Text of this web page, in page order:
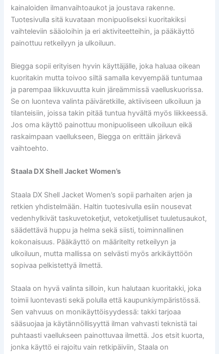
kainaloiden ilmanvaihtoaukot ja joustava rakenne.
Tuotesivulla sitä kuvataan monipuoliseksi kuoritakiksi
vaihteleviin sääoloihin ja eri aktiviteetteihin, ja pääkäyttö
painottuu retkeilyyn ja ulkoiluun.
Biegga sopii erityisen hyvin käyttäjälle, joka haluaa oikean
kuoritakin mutta toivoo siltä samalla kevyempää tuntumaa
ja parempaa liikkuvuutta kuin järeämmissä vaelluskuorissa.
Se on luonteva valinta päiväretkille, aktiiviseen ulkoiluun ja
tilanteisiin, joissa takin pitää tuntua hyvältä myös liikkeessä.
Jos oma käyttö painottuu monipuoliseen ulkoiluun eikä
raskaimpaan vaellukseen, Biegga on erittäin järkevä
vaihtoehto.
Staala DX Shell Jacket Women’s
Staala DX Shell Jacket Women’s sopii parhaiten arjen ja
retkien yhdistelmään. Haltin tuotesivulla esiin nousevat
vedenhylkivät taskuvetoketjut, vetoketjulliset tuuletusaukot,
säädettävä huppu ja helma sekä siisti, toiminnallinen
kokonaisuus. Pääkäyttö on määritelty retkeilyyn ja
ulkoiluun, mutta mallissa on selvästi myös arkikäyttöön
sopivaa pelkistettyä ilmettä.
Staala on hyvä valinta silloin, kun halutaan kuoritakki, joka
toimii luontevasti sekä polulla että kaupunkiympäristössä.
Sen vahvuus on monikäyttöisyydessä: takki tarjoaa
sääsuojaa ja käytännöllisyyttä ilman vahvasti teknistä tai
puhtaasti vaellukseen painottuvaa ilmettä. Jos etsit kuorta,
jonka käyttö ei rajoitu vain retkipäiviin, Staala on